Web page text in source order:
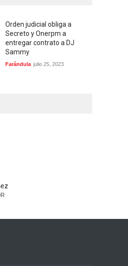
Orden judicial obliga a
Secreto y Onerpm a
entregar contrato a DJ
Sammy
Farándula julio 25, 2023